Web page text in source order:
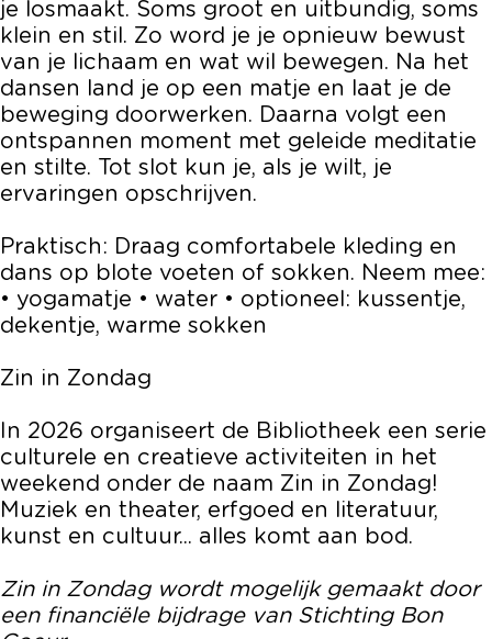
i
e
:
b
e
w
e
g
n
z
o
a
e
l
i
c
h
a
m
a
t
i
e
:
b
e
w
e
g
e
n
z
o
a
s
j
e
l
i
c
h
a
t
a
t
i
e
:
b
e
w
e
g
e
n
o
l
s
j
e
l
i
c
h
i
e
:
b
e
w
e
g
e
n
z
o
a
s
e
l
i
c
h
a
m
i
t
a
t
i
e
:
b
w
e
e
z
o
a
l
s
j
e
i
c
je losmaakt. Soms groot en uitbundig, soms
klein en stil. Zo word je je opnieuw bewust
van je lichaam en wat wil bewegen. Na het
dansen land je op een matje en laat je de
beweging doorwerken. Daarna volgt een
ontspannen moment met geleide meditatie
en stilte. Tot slot kun je, als je wilt, je
ervaringen opschrijven.
Praktisch: Draag comfortabele kleding en
dans op blote voeten of sokken. Neem mee:
• yogamatje • water • optioneel: kussentje,
dekentje, warme sokken
Zin in Zondag
In 2026 organiseert de Bibliotheek een serie
culturele en creatieve activiteiten in het
weekend onder de naam Zin in Zondag!
Muziek en theater, erfgoed en literatuur,
kunst en cultuur... alles komt aan bod.
Zin in Zondag wordt mogelijk gemaakt door
een financiële bijdrage van Stichting Bon